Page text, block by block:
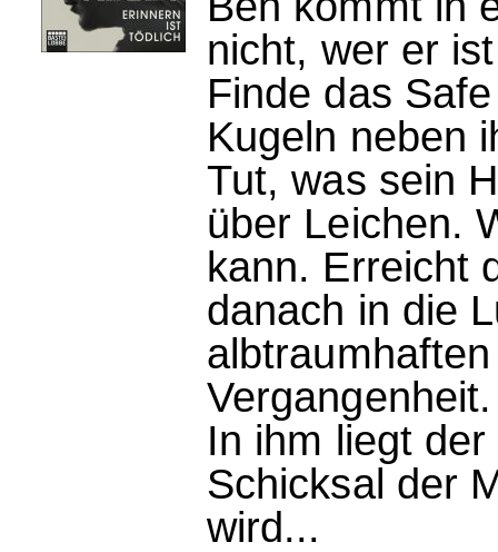
nicht, wer er
Finde das
Kugeln neben
Tut, was sein
über Leichen.
kann. Erreicht
danach in die
In ihm liegt
Schicksal der
wird...